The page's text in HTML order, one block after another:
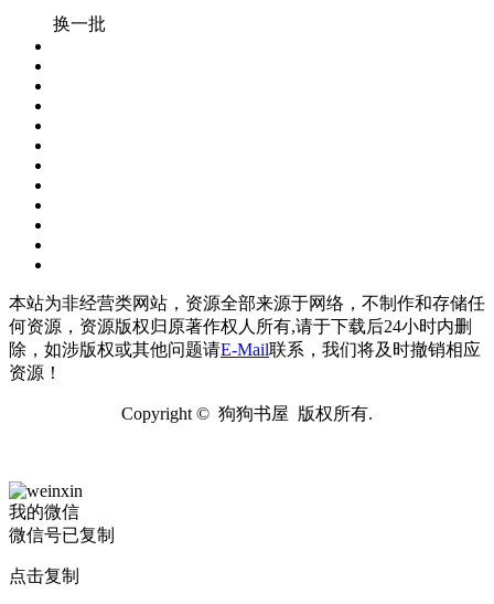
换一批
本站为非经营类网站，资源全部来源于网络，不制作和存储任
何资源，资源版权归原著作权人所有,请于下载后24小时内删
除，如涉版权或其他问题请E-Mail联系，我们将及时撤销相应
资源！
Copyright © 狗狗书屋 版权所有.
我的微信
微信号已复制
点击复制